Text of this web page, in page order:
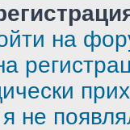
на
не